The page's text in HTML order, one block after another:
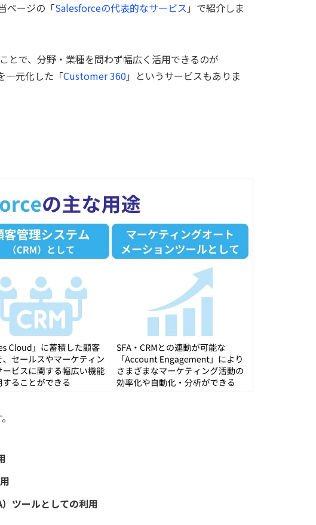
ページの「Salesforceの代表的なサービス 」で紹介しま
とで、分野・業種を問わず幅広く活用できるのが
一元化した「Customer 360」というサービスもありま
ツールとしての利用